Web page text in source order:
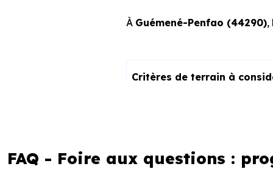
À Guémené-Penfao (44290),
Critères de terrain à
FAQ - Foire aux questions :